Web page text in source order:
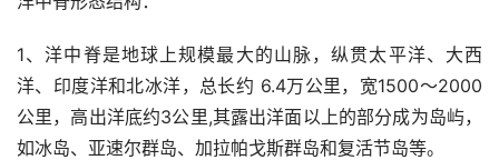
1、洋中脊是地球上规模最大的山脉，纵贯太平洋、大西
洋、印度洋和北冰洋，总长约 6.4万公里，宽1500～2000
公里，高出洋底约3公里,其露出洋面以上的部分成为岛屿，
如冰岛、亚速尔群岛、加拉帕戈斯群岛和复活节岛等。